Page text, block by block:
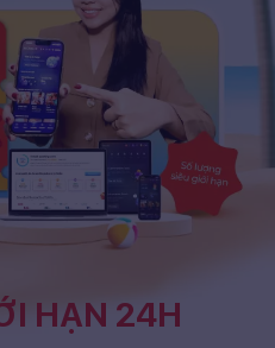
HẠN 24H